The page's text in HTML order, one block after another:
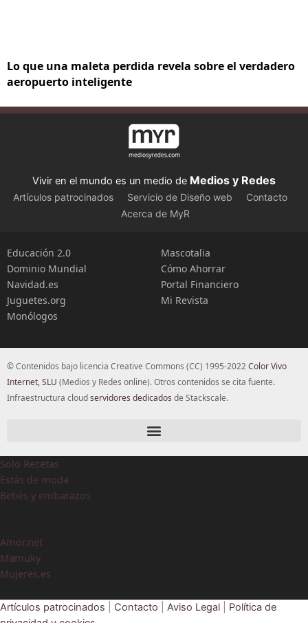
Lo que una maleta perdida revela sobre el verdadero
aeropuerto inteligente
Vivir en el mundo es un medio de Medios y Redes
Artículos patrocinados Servicio de Diseño web
Contacto
Acerca de MyR
Educación 2.0
Dominio Mundial
Navidad.es
Juguetes.org
Monólogos
Mascotalia
Cómo Ahorrar
Portal Financiero
Mi Revista
© Contenidos bajo licencia Creative Commons (CC) 1995-2022Color Vivo
Internet, SLU (Medios y Redes online). Otros contenidos se cita fuente.
Infraestructura cloudservidores dedicados de Stackscale.
Solo Recetas
Estás de moda
Bebés y embarazos
Amor.net
Mamuky
Mujeres.es
Artículos patrocinados Contacto Aviso Legal
Política de